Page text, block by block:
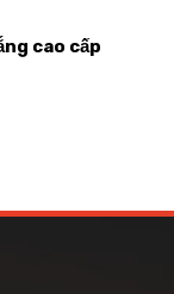
cao cấp